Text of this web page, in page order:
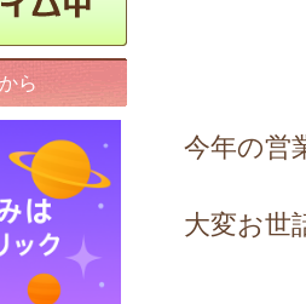
今年の営
大変お世
ら